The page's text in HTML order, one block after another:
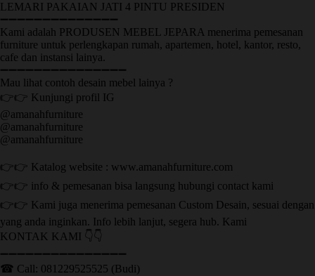
LEMARI PAKAIAN JATI 4 PINTU PRESIDEN
➖➖➖➖➖➖➖➖➖➖➖➖➖➖
Kami adalah PRODUSEN MEBEL JEPARA menerima pemesanan
furniture untuk perlengkapan rumah, apartemen, hotel, kantor, resto,
cafe dan instansi lainya.
➖➖➖➖➖➖➖➖➖➖➖➖➖➖➖
Mau lihat contoh desain mebel lainya ?
👉👉 Kunjungi profil IG
@amanahfurniture
@amanahfurniture
@amanahfurniture
👉👉 Katalog website : www.amanahfurniture.com
👉👉 info & pemesanan bisa langsung hubungi contact kami
👉👉 Kami juga menerima pemesanan Custom Desain, sesuai dengan
yang anda inginkan. Info lebih lanjut, segera hub. Kami
KONTAK KAMI 👇👇
➖➖➖➖➖➖➖➖➖➖➖➖➖➖➖ ㅤ
☎ Call: 081229525525 (Budi)